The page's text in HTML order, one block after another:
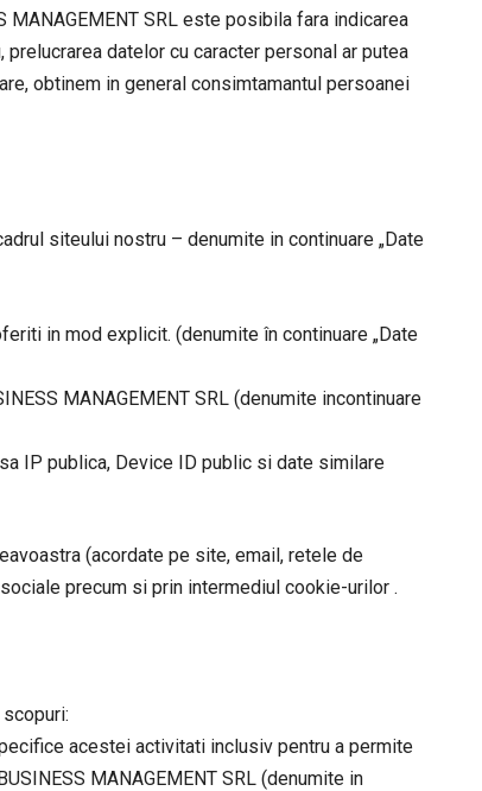
MANAGEMENT SRL este posibila fara indicarea
datelor cu caracter personal ar putea
obtinem in general consimtamantul persoanei
siteului nostru – denumite in continuare „Date
in mod explicit. (denumite în continuare „Date
MANAGEMENT SRL (denumite incontinuare
IP publica, Device ID public si date similare
(acordate pe site, email, retele de
precum si prin intermediul cookie-urilor .
acestei activitati inclusiv pentru a permite
MANAGEMENT SRL (denumite in